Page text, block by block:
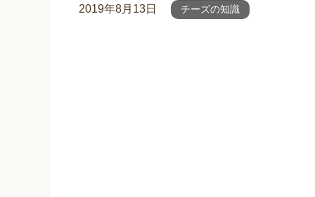
2019年8月13日 チーズの知識